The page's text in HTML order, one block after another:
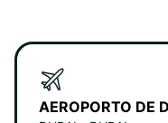
AEROPORTO DE